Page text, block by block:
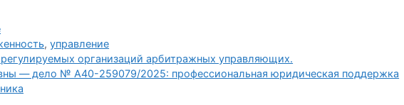
,управление
организаций арбитражных управляющих.
— дело № А40-259079/2025: профессиональная юридическая поддержка